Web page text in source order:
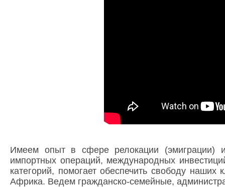
Имеем опыт в сфере релокации (эмиграции) и
импортных операций, международных
категорий, помогает обеспечить свободу
Африка. Ведем гражданско-семейные,